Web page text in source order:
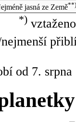
jasná ze Země**)
*)
od 7.